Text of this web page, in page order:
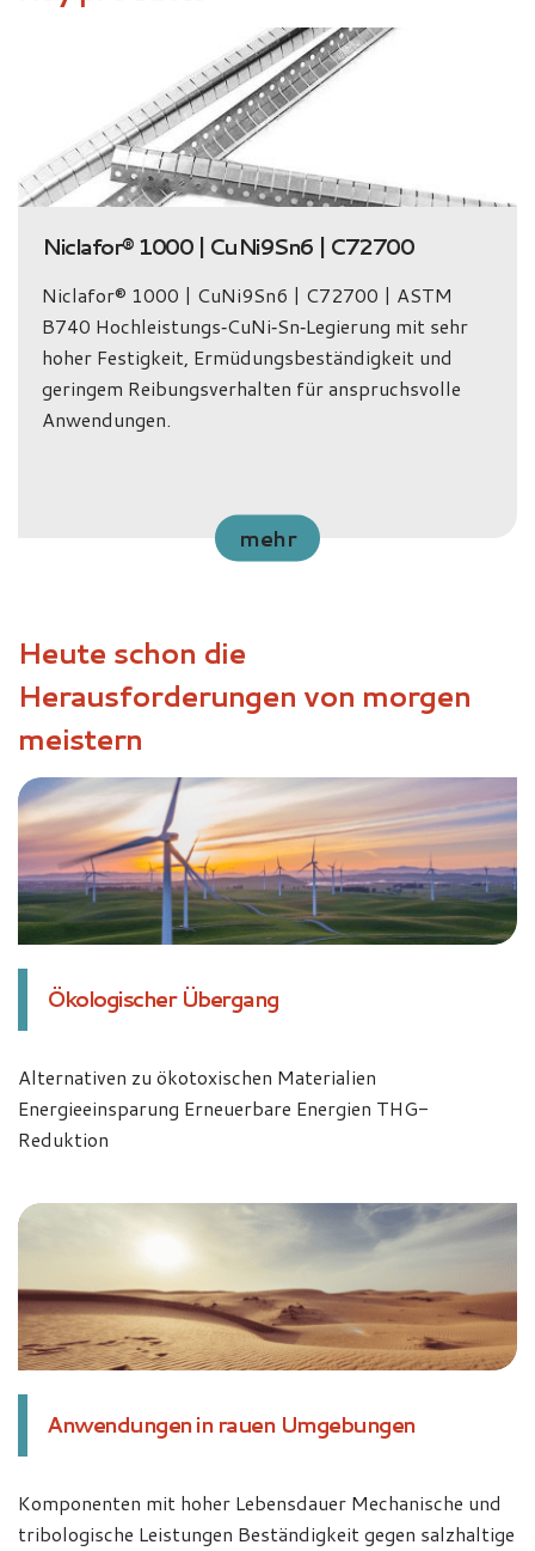
Niclafor® 1000 | CuNi9Sn6 | C72700
Niclafor® 1000 | CuNi9Sn6 | C72700 | ASTM
B740 Hochleistungs‑CuNi‑Sn‑Legierung mit sehr
hoher Festigkeit, Ermüdungsbeständigkeit und
geringem Reibungsverhalten für anspruchsvolle
Anwendungen.
mehr
Heute schon die
Herausforderungen von morgen
meistern
Ökologischer Übergang
Alternativen zu ökotoxischen Materialien
Energieeinsparung Erneuerbare Energien THG-
Reduktion
Anwendungen in rauen Umgebungen
Komponenten mit hoher Lebensdauer Mechanische und
tribologische Leistungen Beständigkeit gegen salzhaltige